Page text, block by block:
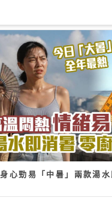
心勁易「中暑」兩款湯